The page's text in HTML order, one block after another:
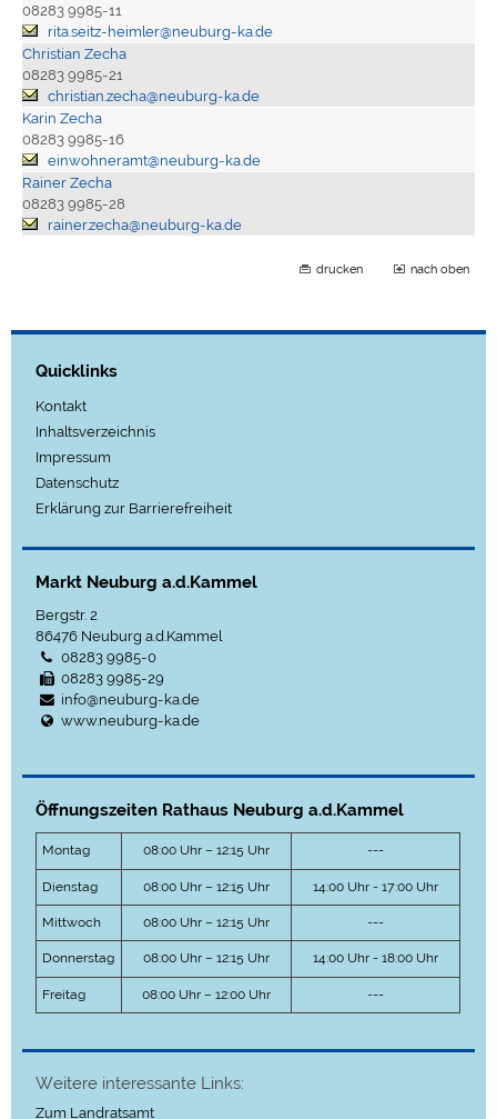
08283 9985-11
rita.seitz-heimler@neuburg-ka.de
Christian Zecha
08283 9985-21
christian.zecha@neuburg-ka.de
Karin Zecha
08283 9985-16
einwohneramt@neuburg-ka.de
Rainer Zecha
08283 9985-28
rainer.zecha@neuburg-ka.de
drucken nach oben
Quicklinks
Kontakt
Inhaltsverzeichnis
Impressum
Datenschutz
Erklärung zur Barrierefreiheit
Markt Neuburg a.d.Kammel
Bergstr. 2
86476 Neuburg a.d.Kammel
08283 9985-0
08283 9985-29
info@neuburg-ka.de
www.neuburg-ka.de
Öffnungszeiten Rathaus Neuburg a.d.Kammel
Montag 08:00 Uhr – 12:15 Uhr ---
Dienstag 08:00 Uhr – 12:15 Uhr 14:00 Uhr - 17:00 Uhr
Mittwoch 08:00 Uhr – 12:15 Uhr ---
Donnerstag 08:00 Uhr – 12:15 Uhr 14:00 Uhr - 18:00 Uhr
Freitag 08:00 Uhr – 12:00 Uhr ---
Weitere interessante Links:
Zum Landratsamt